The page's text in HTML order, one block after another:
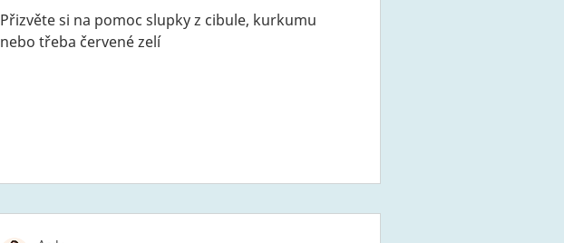
Přizvěte si na pomoc slupky z cibule, kurkumu
nebo třeba červené zelí